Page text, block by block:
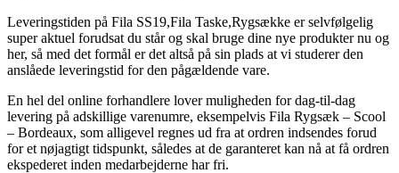
Leveringstiden på Fila SS19,Fila Taske,Rygsække er selvfølgelig
super aktuel forudsat du står og skal bruge dine nye produkter nu og
her, så med det formål er det altså på sin plads at vi studerer den
anslåede leveringstid for den pågældende vare.
En hel del online forhandlere lover muligheden for dag-til-dag
levering på adskillige varenumre, eksempelvis Fila Rygsæk – Scool
– Bordeaux, som alligevel regnes ud fra at ordren indsendes forud
for et nøjagtigt tidspunkt, således at de garanteret kan nå at få ordren
ekspederet inden medarbejderne har fri.